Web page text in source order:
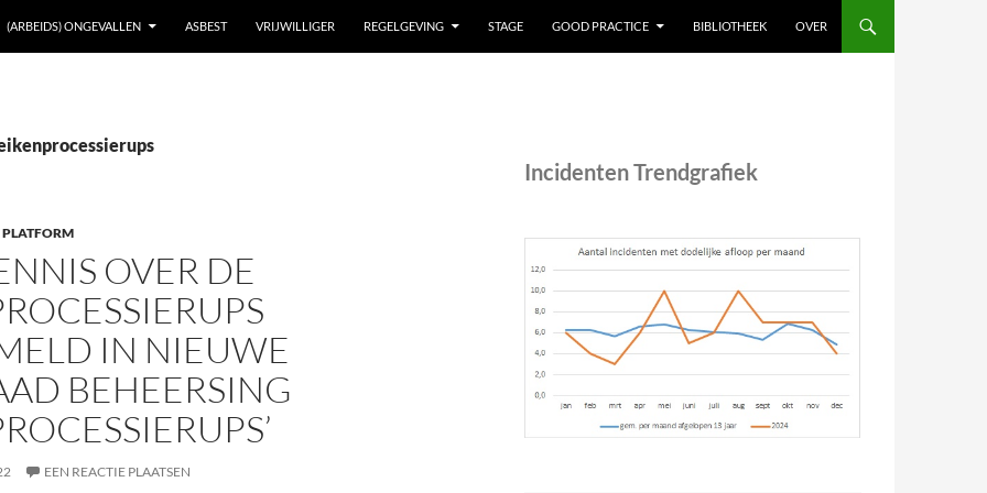
(ARBEIDS) ONGEVALLEN ASBEST VRIJWILLIGER REGELGEVING STAGE GOOD PRACTICE BIBLIOTHEEK OVER
OVER DE
IN NIEUWE
BEHEERSING
EEN REACTIE PLAATSEN
Incidenten Trendgrafiek